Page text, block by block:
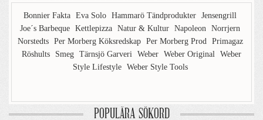
Bonnier Fakta Eva Solo Hammarö Tändprodukter Jensengrill
Joe´s Barbeque Kettlepizza Natur & Kultur Napoleon Norrjern
Norstedts Per Morberg Köksredskap Per Morberg Prod Primagaz
Röshults
Smeg Tärnsjö Garveri Weber Weber Original Weber
Style Lifestyle Weber Style Tools
POPULÄRA SÖKORD